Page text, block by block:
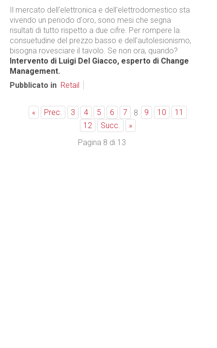
Il mercato dell'elettronica e dell'elettrodomestico sta
vivendo un periodo d'oro, sono mesi che segna
risultati di tutto rispetto a due cifre. Per rompere la
consuetudine del prezzo basso e dell'autolesionismo,
bisogna rovesciare il tavolo. Se non ora, quando?
Intervento di Luigi Del Giacco, esperto di Change
Management.
Pubblicato in Retail
« Prec. 3 4 5 6 7 8 9 10
11
12
Succ.
»
Pagina 8 di 13